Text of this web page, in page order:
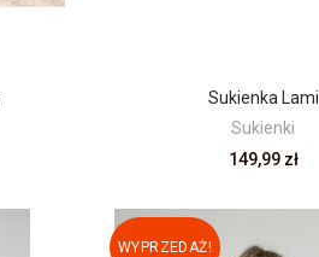
Sukienka Lami
Sukienki
149,99 zł
WYPRZEDAŻ!